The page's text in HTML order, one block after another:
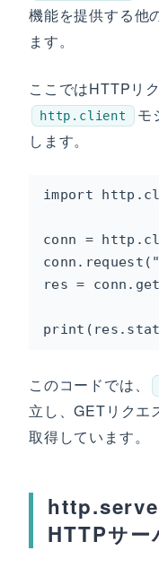
機能を提供する他
ます。
ここではHTTPリ
http.client
モ
します。
import
conn =
res =
このコードでは、
立し、GETリクエ
取得しています。
HTTPサー